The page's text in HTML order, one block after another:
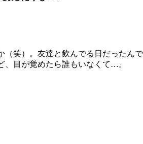
笑）。友達と飲んでる日だったん
、目が覚めたら誰もいなくて…。